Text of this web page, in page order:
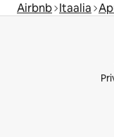
Airbnb Itaalia